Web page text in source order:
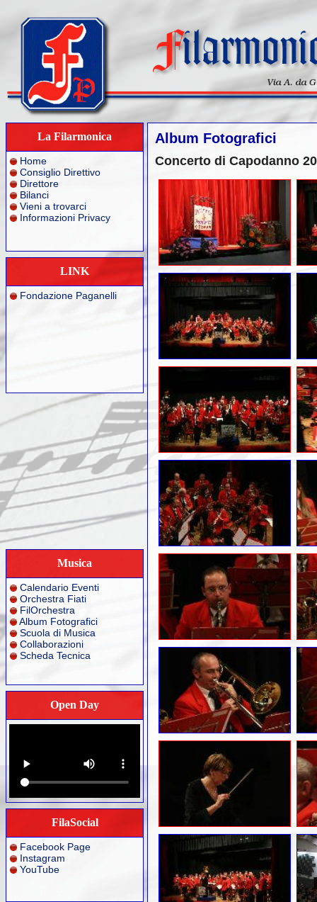
La Filarmonica
Home
Consiglio Direttivo
Direttore
Bilanci
Vieni a trovarci
Informazioni Privacy
LINK
Fondazione Paganelli
Musica
Calendario Eventi
Orchestra Fiati
FilOrchestra
Album Fotografici
Scuola di Musica
Collaborazioni
Scheda Tecnica
Open Day
FilaSocial
Facebook Page
Instagram
YouTube
Album Fotografici
Concerto di Capodanno